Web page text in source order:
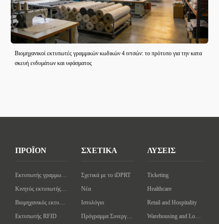
Βιομηχανικοί εκτυπωτές γραμμικών κωδικών 4 ιντσών: το πρότυπο για την κατα
σκευή ενδυμάτων και υφάσματος
ΠΡΟΪΟΝ
Εκτυπωτής γραμμωτού κώδικα επιφάνειας εργασίας
Κινητός εκτυπωτής γραμμωτού κώδικα
Βιομηχανικός εκτυπωτής γραμμωτών κωδίκων
Εκτυπωτής RFID
ΣΧΕΤΙΚΑ
Σχετικά με το iDPRT
Νέα
Ιστολόγιο
Πρόγραμμα Συνεργάτη
ΛΥΣΕΙΣ
Ticketing
Healthcare
Retail and Hospitality
Warehousing and Logistics